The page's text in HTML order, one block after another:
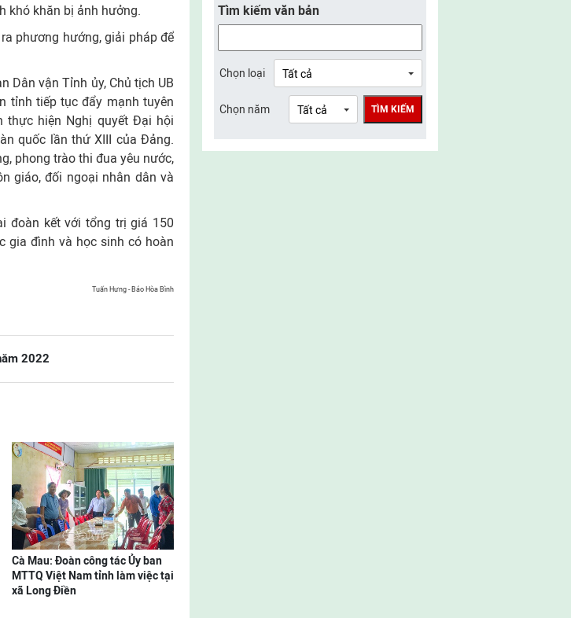
khó khăn bị ảnh hưởng.
phương hướng, giải pháp để
Dân vận Tỉnh ủy, Chủ tịch UB
tỉnh tiếp tục đẩy mạnh tuyên
thực hiện Nghị quyết Đại hội
quốc lần thứ XIII của Đảng.
phong trào thi đua yêu nước,
giáo, đối ngoại nhân dân và
đoàn kết với tổng trị giá 150
gia đình và học sinh có hoàn
Tuấn Hưng - Báo Hòa Bình
2022
Cà Mau: Đoàn công tác Ủy ban
MTTQ Việt Nam tỉnh làm việc tại
xã Long Điền
UBMTTQ Việt Nam tỉnh Nghệ An
UBMTTQ Việt Nam tỉnh Lào Cai
UBMTTQ Việt Nam tỉnh Thái Nguyên
Tìm kiếm văn bản
Chọn loại
Chọn năm TÌM KIẾM